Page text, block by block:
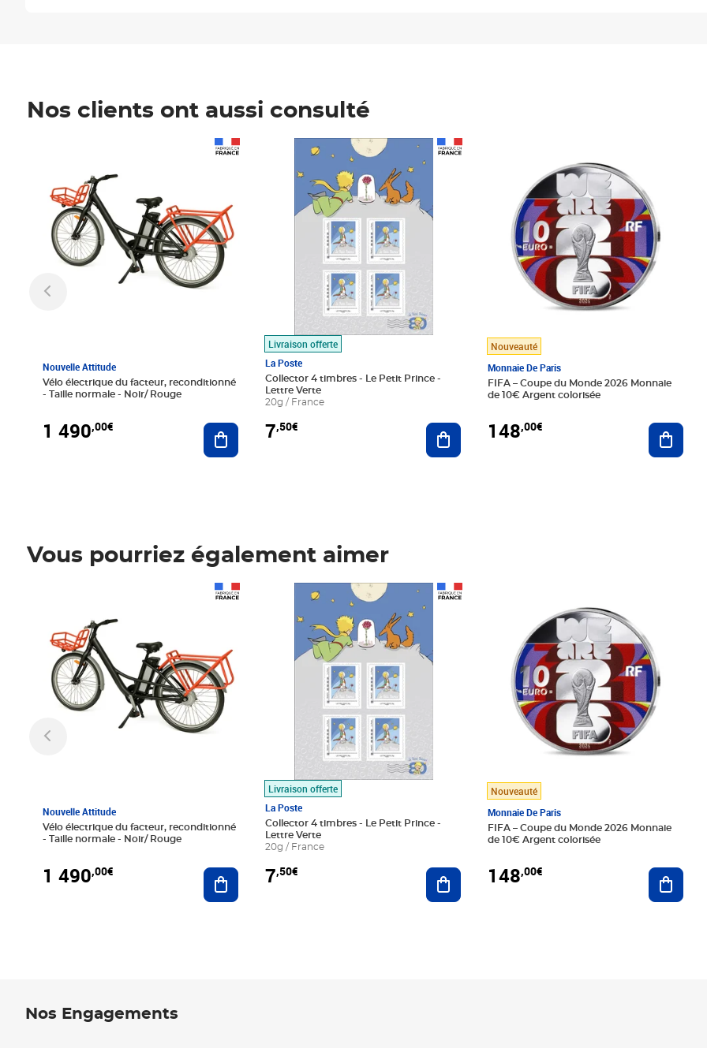
Nos clients ont aussi consulté
Nouvelle Attitude
Vélo électrique du facteur, reconditionné
- Taille normale - Noir/ Rouge
1 490,00€ Ajouter au panier
Livraison offerte
La Poste
Collector 4 timbres - Le Petit Prince -
Lettre Verte
20g / France
7,50€
Prix 7,50€
Ajouter au panier
Nouveauté
Monnaie De Paris
FIFA – Coupe du Monde 2026 Monnaie
de 10€ Argent colorisée
148,00€
Vous pourriez également aimer
Nouvelle Attitude
Vélo électrique du facteur, reconditionné
- Taille normale - Noir/ Rouge
1 490,00€ Ajouter au panier
Livraison offerte
La Poste
Collector 4 timbres - Le Petit Prince -
Lettre Verte
20g / France
7,50€
Prix 7,50€
Ajouter au panier
Nouveauté
Monnaie De Paris
FIFA – Coupe du Monde 2026 Monnaie
de 10€ Argent colorisée
148,00€
Nos Engagements